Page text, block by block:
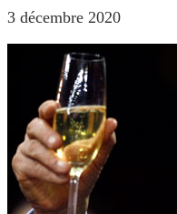
3 décembre 2020